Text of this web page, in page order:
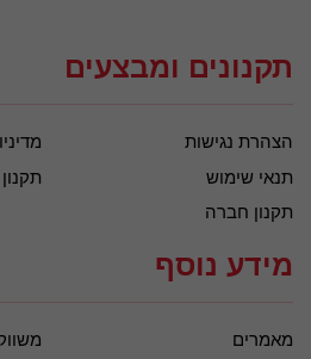
תקנונים ומבצעים
הצהרת נגישות
תנאי שימוש
תקנון חברה
מידע נוסף
מאמרים